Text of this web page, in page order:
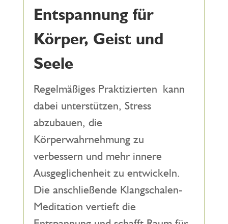
Entspannung für
Körper, Geist und
Seele
Regelmäßiges Praktizierten kann
dabei unterstützen, Stress
abzubauen, die
Körperwahrnehmung zu
verbessern und mehr innere
Ausgeglichenheit zu entwickeln.
Die anschließende Klangschalen-
Meditation vertieft die